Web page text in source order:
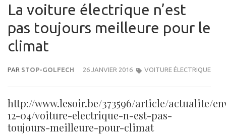
La voiture électrique n’est
pas toujours meilleure pour le
climat
PAR STOP-GOLFECH 26 JANVIER 2016 VOITURE ÉLECTRIQUE
http://www.lesoir.be/373596/article/actualite/
12-04/voiture-electrique-n-est-pas-
toujours-meilleure-pour-climat